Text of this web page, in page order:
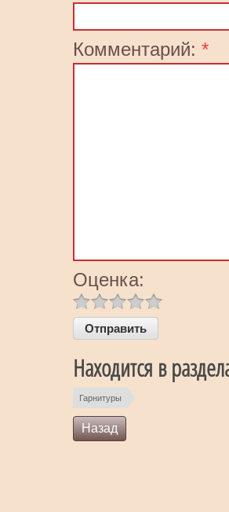
Комментарий: *
Оценка:
Находится в
Гарнитуры
Назад